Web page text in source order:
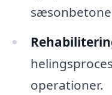
operationer.